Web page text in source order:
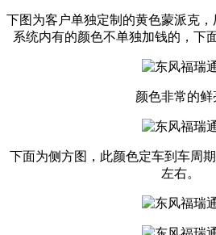
下图为客户单独定制的黄色蒙派克
系统内有的颜色不单独加钱的，下
颜色非常的鲜
下面为侧方图，此颜色定车到车周
左右。